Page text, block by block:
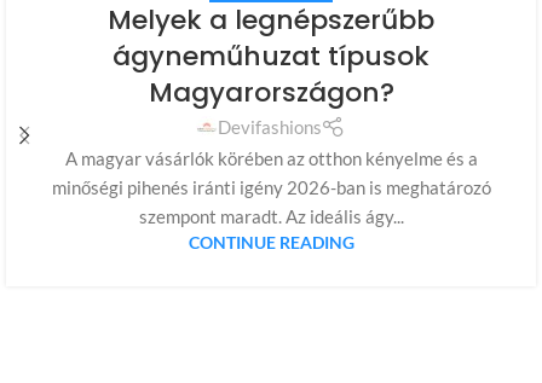
Melyek a legnépszerűbb
ágyneműhuzat típusok
Magyarországon?
Devifashions
A magyar vásárlók körében az otthon kényelme és a
minőségi pihenés iránti igény 2026-ban is meghatározó
szempont maradt. Az ideális ágy...
CONTINUE READING